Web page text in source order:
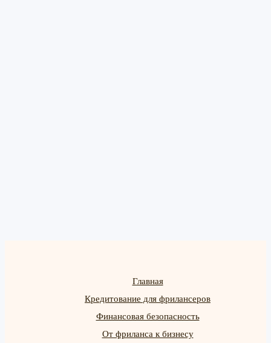
Главная
Кредитование для фрилансеров
Финансовая безопасность
От фриланса к бизнесу